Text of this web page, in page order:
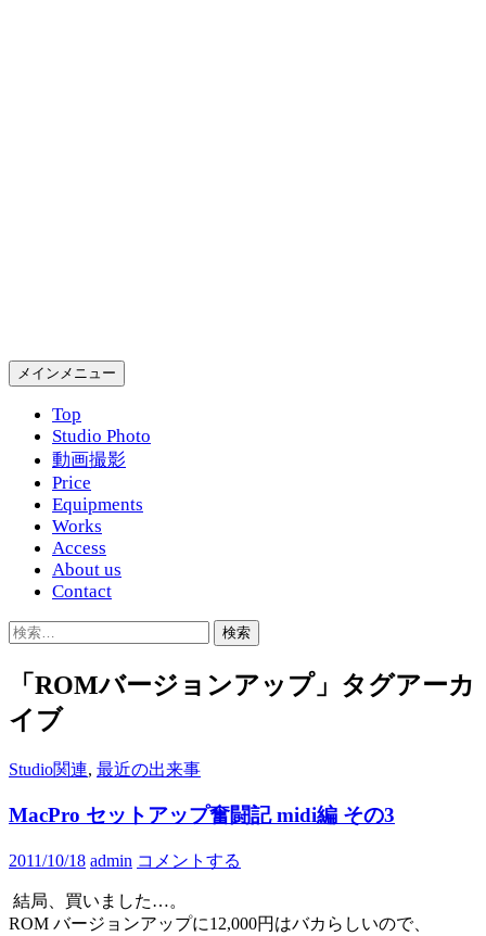
検
索
メインメニュー
Top
Studio Photo
動画撮影
Price
Equipments
Works
Access
About us
Contact
検
「ROMバージョンアップ」タグアーカ
イブ
Studio関連, 最近の出来事
MacPro セットアップ奮闘記 midi編 その3
2011/10/18 admin コメントする
結局、買いました…。
ROM バージョンアップに12,000円はバカらしいので、